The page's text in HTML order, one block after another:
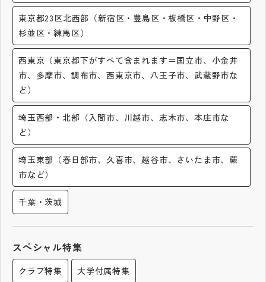
その他
お問い合わせ
個人情報保護方針
サイトマップ
運営会社
東京都23区北西部（新宿区・豊島区・板橋区・中野区・
杉並区・練馬区）
西東京（東京都下がすべて含まれます＝国立市、小金井
市、多摩市、調布市、西東京市、八王子市、武蔵野市な
ど）
埼玉西部・北部（入間市、川越市、志木市、本庄市な
ど）
埼玉東部（春日部市、久喜市、越谷市、さいたま市、蕨
市など）
千葉・茨城
スペシャル特集
クラブ特集 大学付属特集